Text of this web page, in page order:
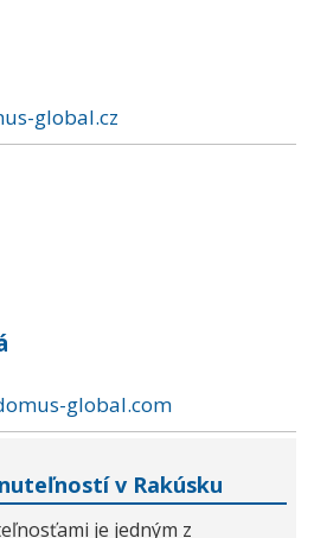
global.cz
global.com
v Rakúsku
je jedným z